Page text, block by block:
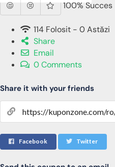
100% Succes
114 Folosit - 0 Astăzi
Share
Email
0 Comments
Share it with your friends
Facebook Twitter